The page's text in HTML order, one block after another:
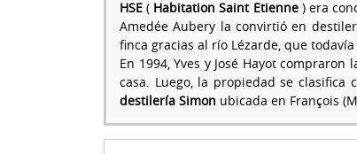
HSE ( Habitation Saint Etienne) era
Amedée Aubery la convirtió en
finca gracias al río Lézarde, que
En 1994, Yves y José Hayot
casa. Luego, la propiedad se clasifica
destilería Simon ubicada en François